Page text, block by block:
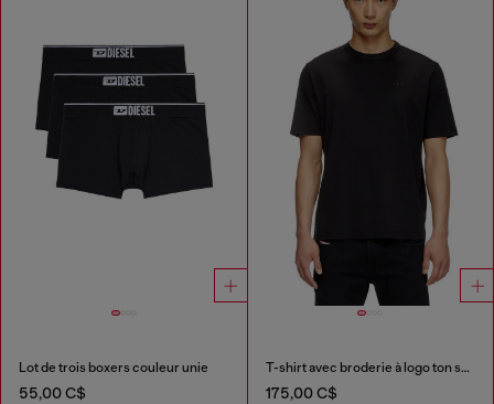
Lot de trois boxers couleur unie
55,00 C$
T-shirt avec broderie à logo ton sur ton
175,00 C$